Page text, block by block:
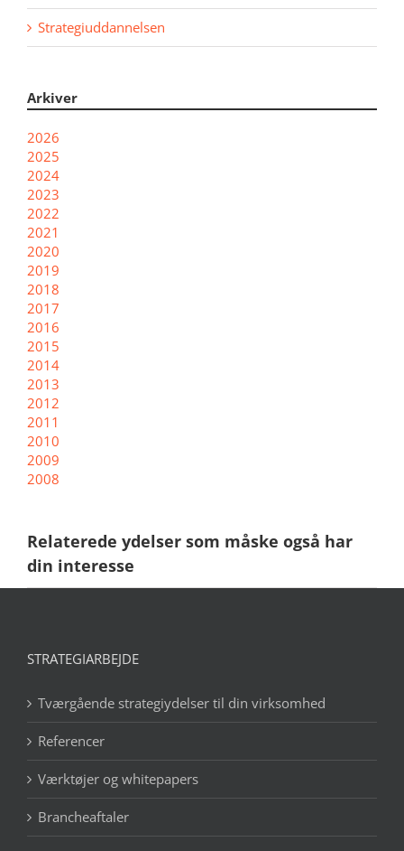
Strategiuddannelsen
Arkiver
2026
2025
2024
2023
2022
2021
2020
2019
2018
2017
2016
2015
2014
2013
2012
2011
2010
2009
2008
Relaterede ydelser som måske også har
din interesse
STRATEGIARBEJDE
Tværgående strategiydelser til din virksomhed
Referencer
Værktøjer og whitepapers
Brancheaftaler